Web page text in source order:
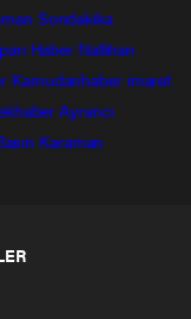
Sondakika
Haber Nallıhan
Kamudanhaber imaret
Ayrancı
Karaman